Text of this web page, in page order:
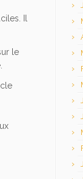
Il
le